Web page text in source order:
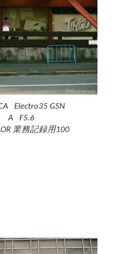
Electro35 GSN
A F5.6
業務記録用100